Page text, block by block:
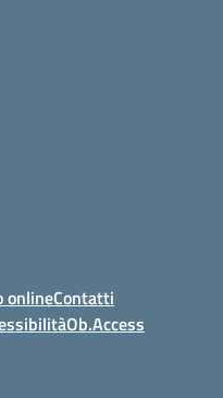
onlineContatti
Ob.Access